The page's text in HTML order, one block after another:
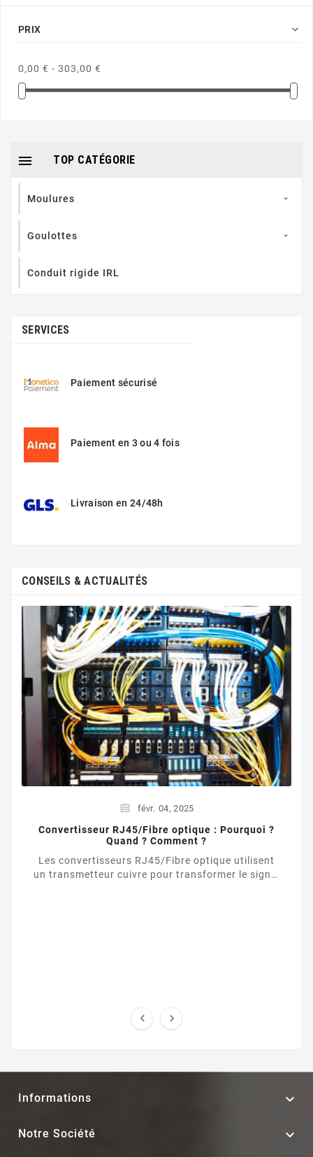
PRIX 
0,00 € - 303,00 €
TOP CATÉGORIE

Moulures 
Goulottes 
Conduit rigide IRL
SERVICES
Paiement sécurisé
Paiement en 3 ou 4 fois
Livraison en 24/48h
CONSEILS & ACTUALITÉS
févr. 04, 2025
Convertisseur RJ45/Fibre optique : Pourquoi ?
Quand ? Comment ?
Les convertisseurs RJ45/Fibre optique utilisent
un transmetteur cuivre pour transformer le signal
 
Informations 
Notre Société 